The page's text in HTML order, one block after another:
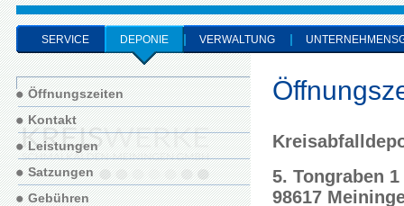
SERVICE DEPONIE VERWALTUNG
5. Tongraben 1
98617
Öffnungszeiten
Kontakt
Leistungen
Satzungen
Gebühren